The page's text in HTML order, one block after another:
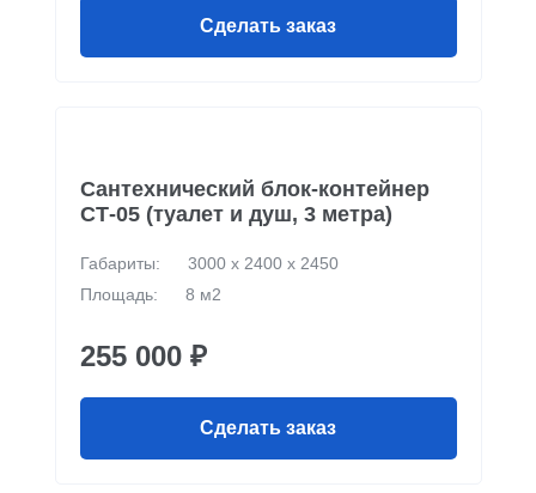
Сделать заказ
Сантехнический блок-контейнер
СТ-05 (туалет и душ, 3 метра)
Габариты:
3000 х 2400 х 2450
Площадь:
8 м2
255 000 ₽
Сделать заказ